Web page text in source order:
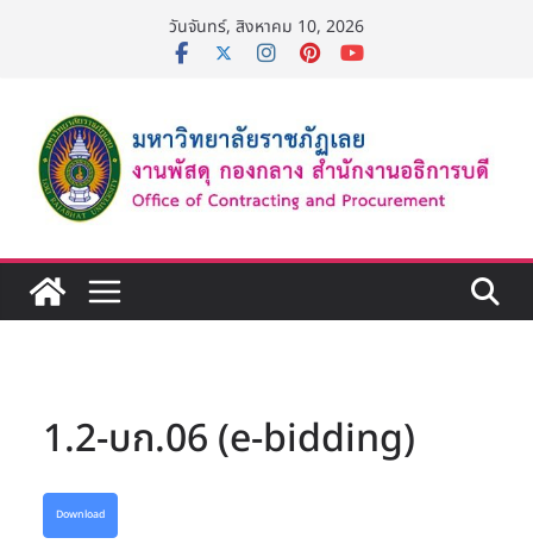
วันจันทร์, สิงหาคม 10, 2026
1.2-บก.06 (e-bidding)
Download